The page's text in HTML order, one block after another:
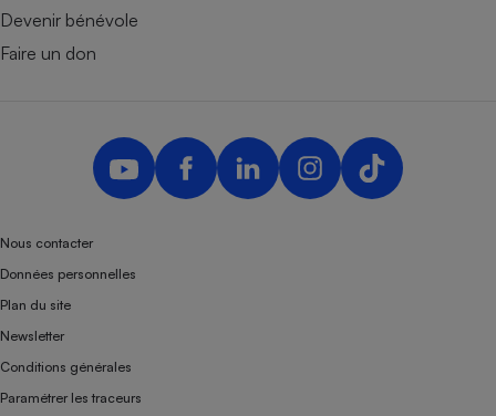
Devenir bénévole
Faire un don
Nous contacter
Données personnelles
Plan du site
Newsletter
Conditions générales
Paramétrer les traceurs